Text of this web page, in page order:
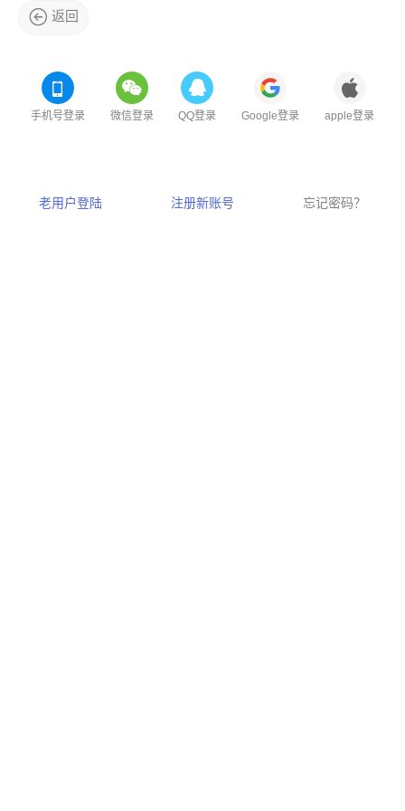
返回
手机号登录 微信登录 QQ登录 Google登录 apple登录
老用户登陆 注册新账号 忘记密码？